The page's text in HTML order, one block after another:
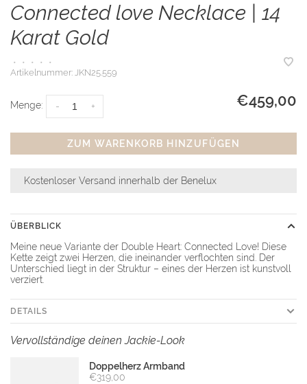
Connected love Necklace | 14
Karat Gold
• • • •
•
Artikelnummer: JKN25.559
Menge: +
- €459,00
ZUM WARENKORB HINZUFÜGEN
Kostenloser Versand innerhalb der Benelux
ÜBERBLICK
Meine neue Variante der Double Heart: Connected Love! Diese
Kette zeigt zwei Herzen, die ineinander verflochten sind. Der
Unterschied liegt in der Struktur – eines der Herzen ist kunstvoll
verziert.
DETAILS
Vervollständige deinen Jackie-Look
Doppelherz Armband
€319,00